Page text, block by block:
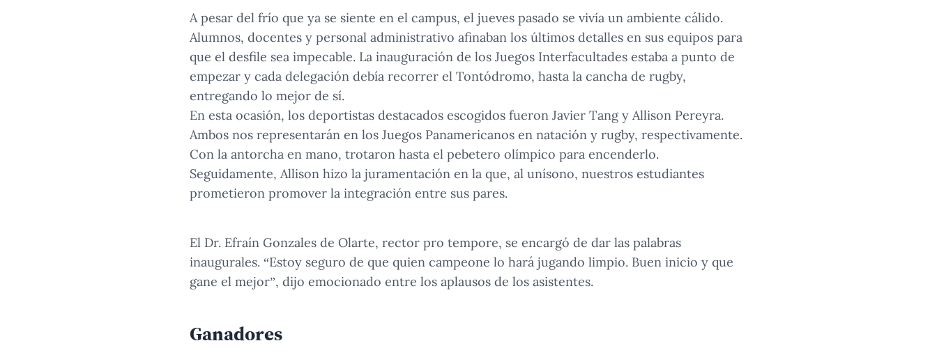
A pesar del frío que ya se siente en el campus, el jueves pasado se vivía un ambiente cálido.
Alumnos, docentes y personal administrativo afinaban los últimos detalles en sus equipos para
que el desfile sea impecable. La inauguración de los Juegos Interfacultades estaba a punto de
empezar y cada delegación debía recorrer el Tontódromo, hasta la cancha de rugby,
entregando lo mejor de sí.
En esta ocasión, los deportistas destacados escogidos fueron Javier Tang y Allison Pereyra.
Ambos nos representarán en los Juegos Panamericanos en natación y rugby, respectivamente.
Con la antorcha en mano, trotaron hasta el pebetero olímpico para encenderlo.
Seguidamente, Allison hizo la juramentación en la que, al unísono, nuestros estudiantes
prometieron promover la integración entre sus pares.
El Dr. Efraín Gonzales de Olarte, rector pro tempore, se encargó de dar las palabras
inaugurales. “Estoy seguro de que quien campeone lo hará jugando limpio. Buen inicio y que
gane el mejor”, dijo emocionado entre los aplausos de los asistentes.
Ganadores